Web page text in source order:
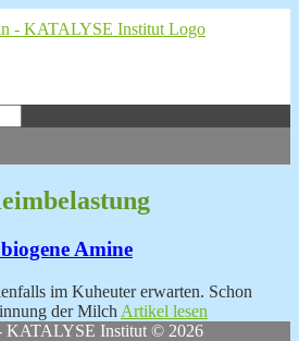
Amine
im Kuheuter erwarten. Schon
der Milch Artikel lesen
KATALYSE Institut © 2026